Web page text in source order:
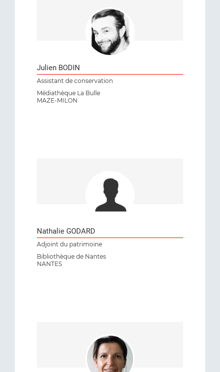
Julien BODIN
Assistant de conservation
Médiathèque La Bulle
MAZE-MILON
Nathalie GODARD
Adjoint du patrimoine
Bibliothèque de Nantes
NANTES